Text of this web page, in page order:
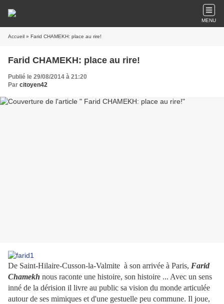
MENU
Accueil » Farid CHAMEKH: place au rire!
Farid CHAMEKH: place au rire!
Publié le 29/08/2014 à 21:20
Par citoyen42
De Saint-Hilaire-Cusson-la-Valmite à son arrivée à Paris, Farid
Chamekh nous raconte une histoire, son histoire ... Avec un sens
inné de la dérision il livre au public sa vision du monde articulée
autour de ses mimiques et d'une gestuelle peu commune. Il joue,